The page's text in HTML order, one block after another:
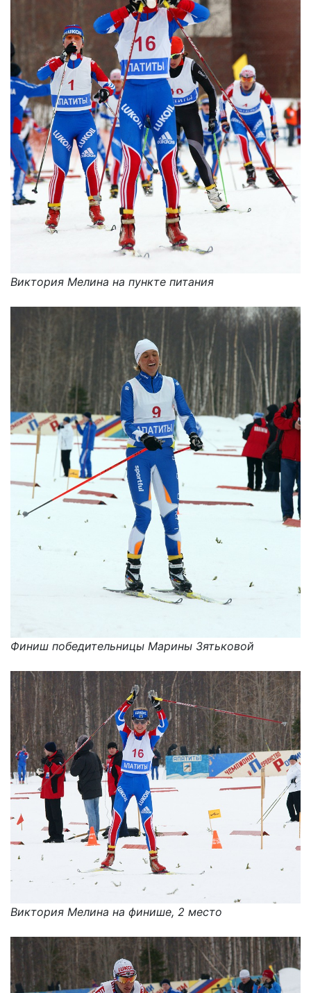
Виктория Мелина на пункте питания
Финиш победительницы Марины Зятьковой
Виктория Мелина на финише, 2 место